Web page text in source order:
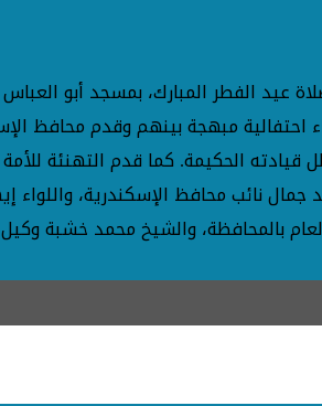
عيد الفطر المبارك، بمسجد أبو
مبهجة بينهم وقدم محافظ
الحكيمة. كما قدم التهنئة
نائب محافظ الإسكندرية، واللواء
بالمحافظة، والشيخ محمد خشبة وكيل